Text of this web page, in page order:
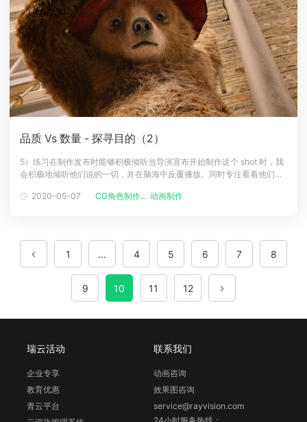
品质 Vs 数量 - 探寻目的（2）
5）练习在制作发布时能够积极倾听当导演宣布开始制作这个 shot 时，我
会积极地倾听他们说的一切，并在脑海中反覆播放。同时专注看着他们的
正在说的事情，并且尽我所能地勾勒出所有的相关资讯。然后在笔记本中
2020-05-07 CG角色制作... 动画制作
1 ... 4 5 6 7 8
9 10 11 12
瑞云活动
企业专享
教育优惠
青云平台
联系我们
动画咨询
效果图咨询
service@rayvision.com